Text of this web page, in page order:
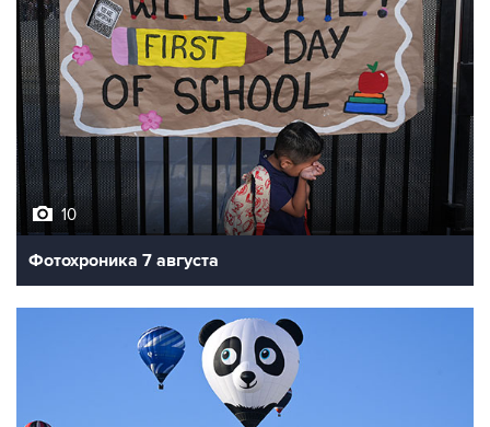
10
Фотохроника 7 августа